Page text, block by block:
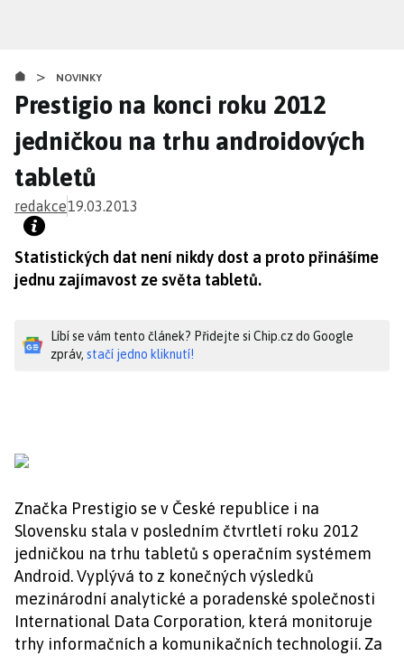
obsahu
> NOVINKY
Prestigio na konci roku 2012
jedničkou na trhu androidových
tabletů
redakce19.03.2013
Statistických dat není nikdy dost a proto přinášíme
jednu zajímavost ze světa tabletů.
Líbí se vám tento článek? Přidejte si Chip.cz do Google
zpráv, stačí jedno kliknutí!
Značka Prestigio se v České republice i na
Slovensku stala v posledním čtvrtletí roku 2012
jedničkou na trhu tabletů s operačním systémem
Android. Vyplývá to z konečných výsledků
mezinárodní analytické a poradenské společnosti
International Data Corporation, která monitoruje
trhy informačních a komunikačních technologií. Za